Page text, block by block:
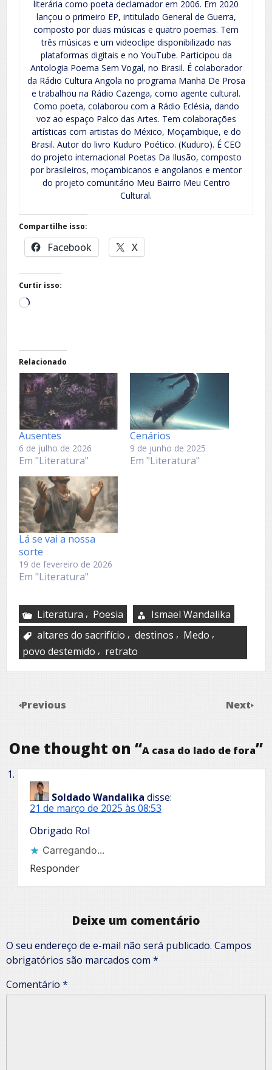
literária como poeta declamador em 2006. Em 2020
lançou o primeiro EP, intitulado General de Guerra,
composto por duas músicas e quatro poemas. Tem
três músicas e um videoclipe disponibilizado nas
plataformas digitais e no YouTube. Participou da
Antologia Poema Sem Vogal, no Brasil. É colaborador
da Rádio Cultura Angola no programa Manhã De Prosa
e trabalhou na Rádio Cazenga, como agente cultural.
Como poeta, colaborou com a Rádio Eclésia, dando
voz ao espaço Palco das Artes. Tem colaborações
artísticas com artistas do México, Moçambique, e do
Brasil. Autor do livro Kuduro Poético. (Kuduro). É CEO
do projeto internacional Poetas Da Ilusão, composto
por brasileiros, moçambicanos e angolanos e mentor
do projeto comunitário Meu Bairro Meu Centro
Cultural.
Compartilhe isso:
Facebook X
Curtir isso:
Carregando...
Relacionado
Ausentes
6 de julho de 2026
Em "Literatura"
Cenários
9 de junho de 2025
Em "Literatura"
Lá se vai a nossa
sorte
19 de fevereiro de 2026
Em "Literatura"
Literatura , Poesia
Ismael Wandalika
altares do sacrifício , destinos , Medo ,
povo destemido , retrato
Previous Next
One thought on “A casa do lado de fora”
Soldado Wandalika disse:
21 de março de 2025 às 08:53
Obrigado Rol
Carregando...
Responder
Deixe um comentário
O seu endereço de e-mail não será publicado. Campos
obrigatórios são marcados com *
Comentário *